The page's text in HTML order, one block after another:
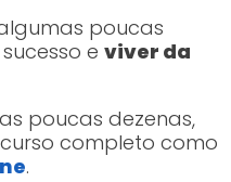
poucas
e viver da
poucas dezenas,
completo como
.